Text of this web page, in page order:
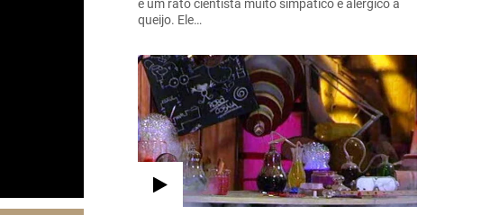
é um rato cientista muito simpático e alérgico a
queijo. Ele…